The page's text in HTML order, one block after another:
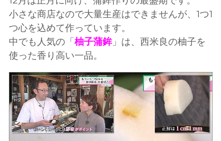
小さな商店なので大量生産はできませんが、1つ1
つ心を込めて作っています。
中でも人気の「柚子蒲鉾」は、西米良の柚子を
使った香り高い一品。